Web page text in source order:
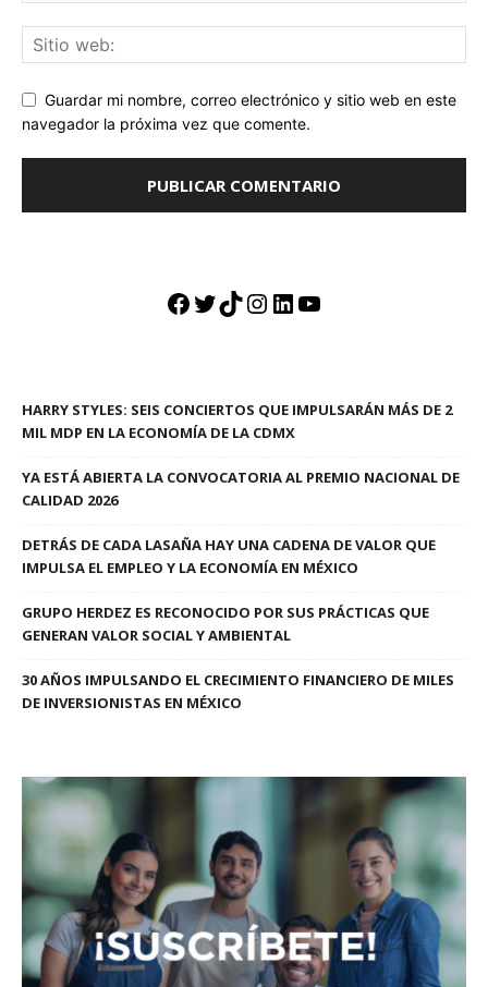
Guardar mi nombre, correo electrónico y sitio web en este
navegador la próxima vez que comente.
Facebook
Twitter
TikTok
Instagram
LinkedIn
YouTube
HARRY STYLES: SEIS CONCIERTOS QUE IMPULSARÁN MÁS DE 2
MIL MDP EN LA ECONOMÍA DE LA CDMX
YA ESTÁ ABIERTA LA CONVOCATORIA AL PREMIO NACIONAL DE
CALIDAD 2026
DETRÁS DE CADA LASAÑA HAY UNA CADENA DE VALOR QUE
IMPULSA EL EMPLEO Y LA ECONOMÍA EN MÉXICO
GRUPO HERDEZ ES RECONOCIDO POR SUS PRÁCTICAS QUE
GENERAN VALOR SOCIAL Y AMBIENTAL
30 AÑOS IMPULSANDO EL CRECIMIENTO FINANCIERO DE MILES
DE INVERSIONISTAS EN MÉXICO